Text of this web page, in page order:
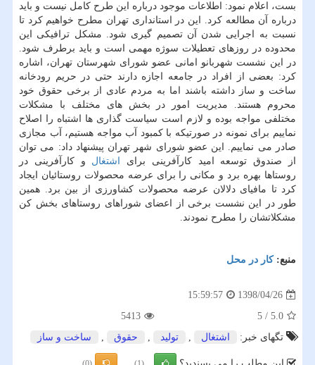
بست، اعلام نمود: اطلاعات موجود درباره این طرح كامل نیست و باید
درباره آن مطالعه كرد. این در استانداری تهران مطرح خواهیم كرد تا
نسبت به اجرایی شدن آن تصمیم گیری شود. مشكل ترافیكی این
محدوده در روزهای تعطیلات سوژه مهمی است و باید برطرف شود.
در این نشست شهربانو امانی عضو شورای شهرستان تهران، اشاره
كرد: بعضی از افراد در جامعه اجازه دارند حتی در حریم رودخانه
ساخت و ساز داشته باشند اما به مردم عادی از برخی حقوق خود
محروم هستند. مدیریت امور در بخش های مختلف با مشكلات
مختلفی مواجه بوده و لازم است سیاست گذاری ها اشتباه را اصلاح
نماییم برای نمونه در صورتیكه با كمبود آب مواجه هستیم، آب مجازی
صادر می نماییم. این عضو شورای شهر تهران پیشنهاد داد: می توان
از صندوق توسعه امید كارآفرینی برای اشتغال و كارآفرینی در
روستاها بهره برد و مكانی را برای عرضه محصولات روستائیان ایجاد
كرد تا مافیای دلالان عرضه محصولات كشاورزی از بین برد. همین
طور در این نشست برخی از اعضای شوراهای روستاهای بخش كن
مشكلاتشان را مطرح نمودند.
منبع:كار در محل
1398/04/26
15:59:57
5.0
/
5
5413
تگهای خبر:
اشتغال , تولید , حقوق , ساخت و ساز